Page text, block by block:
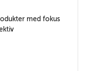
med fokus